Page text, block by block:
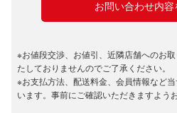
※お値段交渉、お値引、近隣店舗へのお
たしておりませんのでご了承ください。
※お支払方法、配送料金、会員情報など
います。事前にご確認いただきますよう